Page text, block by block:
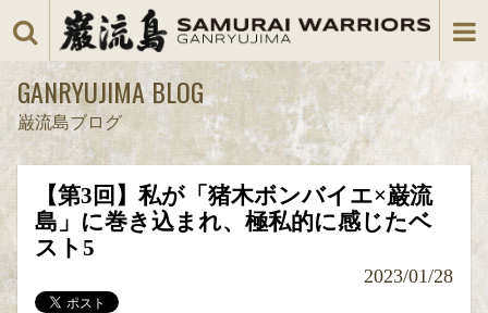
GANRYUJIMA BLOG
巌流島ブログ
【第3回】私が「猪木ボンバイエ×巌流
島」に巻き込まれ、極私的に感じたベ
スト5
2023/01/28